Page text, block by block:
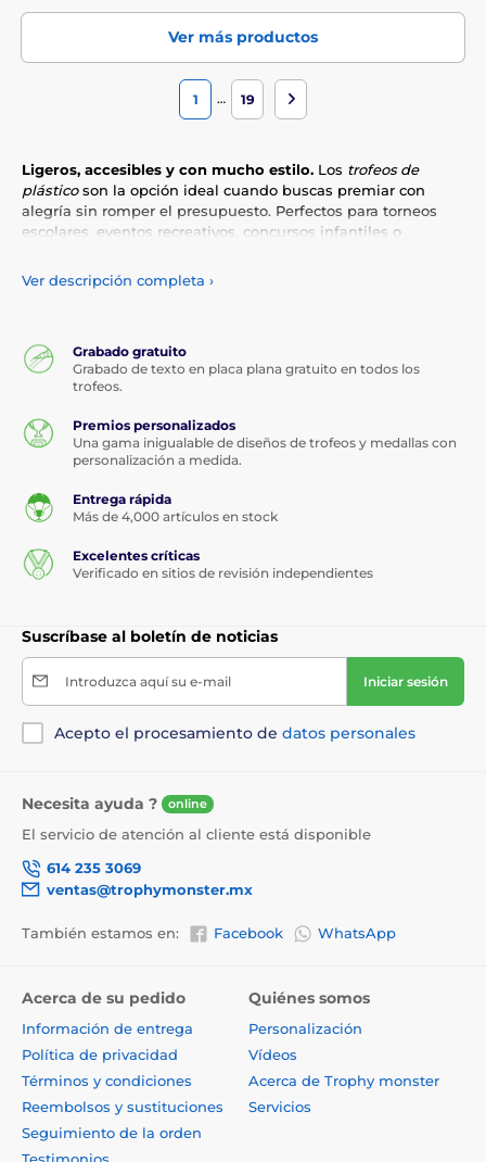
Ver más productos
1 … 19
Ligeros, accesibles y con mucho estilo. Los trofeos de
plásticoson la opción ideal cuando buscas premiar con
alegría sin romper el presupuesto. Perfectos para torneos
escolares, eventos recreativos, concursos infantiles o
No te dejes engañar por su material:
hace prácticos para niños y eventos masivos.
Celebrar también puede ser sencillo y divertido.
un momento especial— sin complicaciones y con mucho
corazón.
Ver descripción completa ›
Grabado gratuito
Grabado de texto en placa plana gratuito en todos los
trofeos.
Premios personalizados
Una gama inigualable de diseños de trofeos y medallas con
personalización a medida.
Entrega rápida
Más de 4,000 artículos en stock
Excelentes críticas
Verificado en sitios de revisión independientes
Suscríbase al boletín de noticias
Introduzca aquí su e-mail Iniciar sesión
Acepto el procesamiento de datos personales
Necesita ayuda ? online
El servicio de atención al cliente está disponible
614 235 3069
ventas@trophymonster.mx
También estamos en: Facebook WhatsApp
Acerca de su pedido
Información de entrega
Política de privacidad
Términos y condiciones
Reembolsos y sustituciones
Seguimiento de la orden
Quiénes somos
Personalización
Vídeos
Acerca de Trophy monster
Servicios